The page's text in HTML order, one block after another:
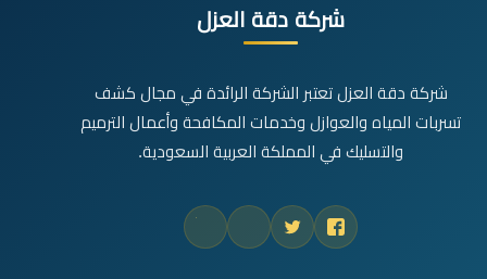
شركة دقة العزل
شركة دقة العزل تعتبر الشركة الرائدة في مجال كشف
تسربات المياه والعوازل وخدمات المكافحة وأعمال الترميم
والتسليك في المملكة العربية السعودية.